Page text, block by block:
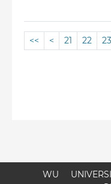
<< < 21 22 23
WU